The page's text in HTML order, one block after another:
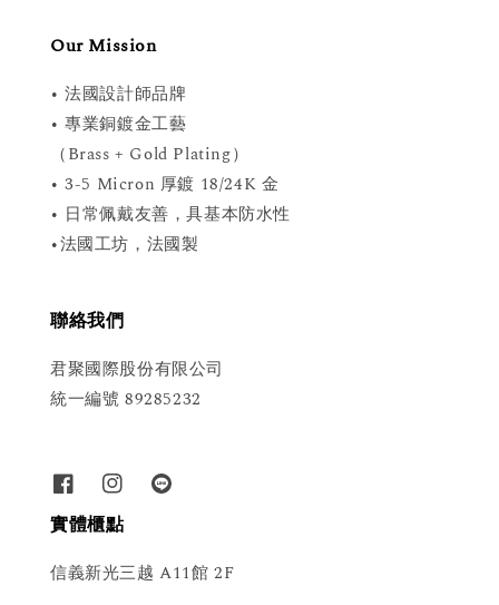
Our Mission
• 法國設計師品牌
• 專業銅鍍金工藝
（Brass + Gold Plating）
• 3-5 Micron 厚鍍 18/24K 金
• 日常佩戴友善，具基本防水性
•法國工坊，法國製
聯絡我們
君聚國際股份有限公司
統一編號 89285232
實體櫃點
信義新光三越 A11館 2F